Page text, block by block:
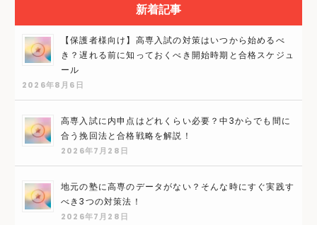
新着記事
【保護者様向け】高専入試の対策はいつから始めるべ
き？遅れる前に知っておくべき開始時期と合格スケジュ
ール
2026年8月6日
高専入試に内申点はどれくらい必要？中3からでも間に
合う挽回法と合格戦略を解説！
2026年7月28日
地元の塾に高専のデータがない？そんな時にすぐ実践す
べき3つの対策法！
2026年7月28日